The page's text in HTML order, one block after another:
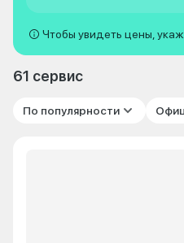
Чтобы увидеть цены,
61 сервис
По популярности